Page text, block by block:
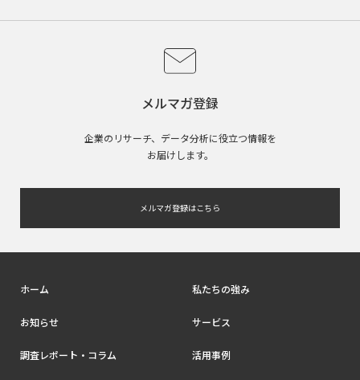
メルマガ登録
企業のリサーチ、データ分析に役立つ情報を
お届けします。
メルマガ登録はこちら
ホーム 私たちの強み
お知らせ サービス
調査レポート・コラム 活用事例